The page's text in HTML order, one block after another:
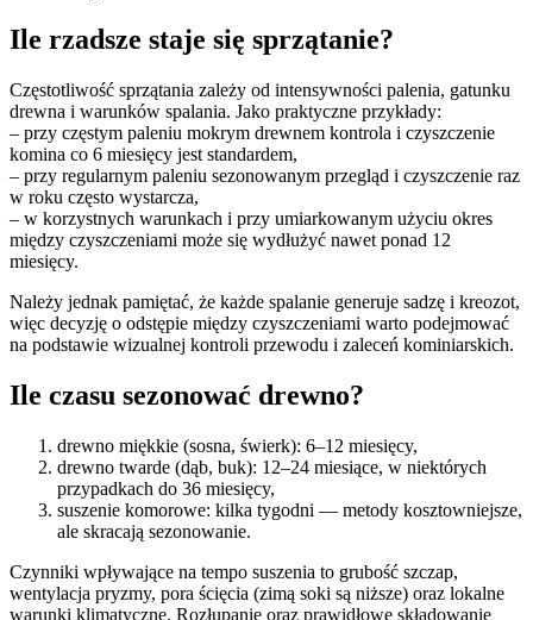
Ile rzadsze staje się sprzątanie?
Częstotliwość sprzątania zależy od intensywności palenia, gatunku
drewna i warunków spalania. Jako praktyczne przykłady:
– przy częstym paleniu mokrym drewnem kontrola i czyszczenie
komina co 6 miesięcy jest standardem,
– przy regularnym paleniu sezonowanym przegląd i czyszczenie raz
w roku często wystarcza,
– w korzystnych warunkach i przy umiarkowanym użyciu okres
między czyszczeniami może się wydłużyć nawet ponad 12
miesięcy.
Należy jednak pamiętać, że każde spalanie generuje sadzę i kreozot,
więc decyzję o odstępie między czyszczeniami warto podejmować
na podstawie wizualnej kontroli przewodu i zaleceń kominiarskich.
Ile czasu sezonować drewno?
drewno miękkie (sosna, świerk): 6–12 miesięcy,
drewno twarde (dąb, buk): 12–24 miesiące, w niektórych
przypadkach do 36 miesięcy,
suszenie komorowe: kilka tygodni — metody kosztowniejsze,
ale skracają sezonowanie.
Czynniki wpływające na tempo suszenia to grubość szczap,
wentylacja pryzmy, pora ścięcia (zimą soki są niższe) oraz lokalne
warunki klimatyczne. Rozłupanie oraz prawidłowe składowanie